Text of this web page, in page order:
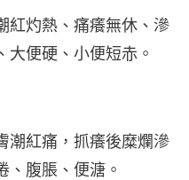
紅灼熱、痛癢無休、滲
大便硬、小便短赤。
潮紅痛，抓癢後糜爛滲
、腹脹、便溏。